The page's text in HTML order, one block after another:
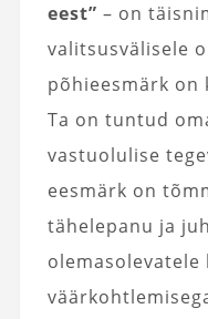
eest” – on
valitsusvälisele
põhieesmärk on
Ta on tuntud
vastuolulise
eesmärk on
tähelepanu ja
olemasolevatele